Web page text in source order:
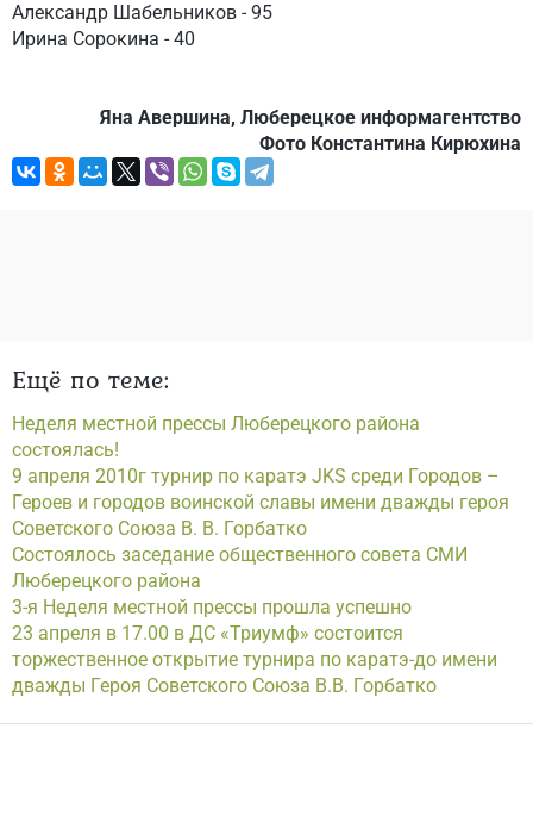
Александр Шабельников - 95
Ирина Сорокина - 40
Яна Авершина, Люберецкое информагентство
Фото Константина Кирюхина
Ещё по теме:
Неделя местной прессы Люберецкого района
состоялась!
9 апреля 2010г турнир по каратэ JKS среди Городов –
Героев и городов воинской славы имени дважды героя
Советского Союза В. В. Горбатко
Состоялось заседание общественного совета СМИ
Люберецкого района
3-я Неделя местной прессы прошла успешно
23 апреля в 17.00 в ДС «Триумф» состоится
торжественное открытие турнира по каратэ-до имени
дважды Героя Советского Союза В.В. Горбатко